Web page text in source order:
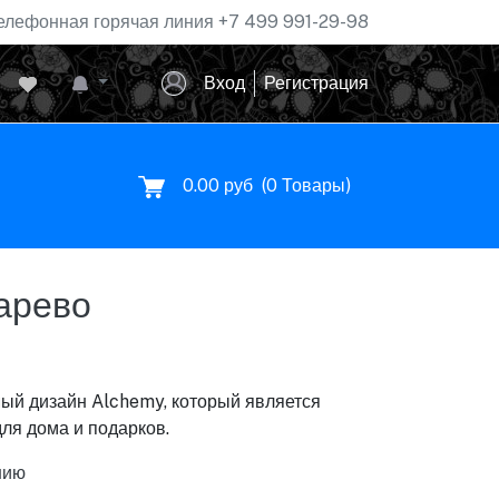
горячая линия +7 499 991-29-98
Вход Регистрация
0.00 руб (0 Товары)
дизайн Alchemy, который является
дома и подарков.